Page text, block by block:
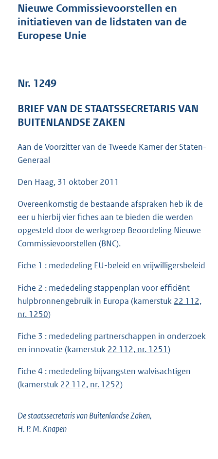
s
g
5
Nieuwe Commissievoorstellen en
initiatieven van de lidstaten van de
Europese Unie
Nr. 1249
BRIEF VAN DE STAATSSECRETARIS VAN
BUITENLANDSE ZAKEN
Aan de Voorzitter van de Tweede Kamer der Staten-
Generaal
Den Haag, 31 oktober 2011
Overeenkomstig de bestaande afspraken heb ik de
eer u hierbij vier fiches aan te bieden die werden
opgesteld door de werkgroep Beoordeling Nieuwe
Commissievoorstellen (BNC).
Fiche 1 : mededeling EU-beleid en vrijwilligersbeleid
Fiche 2 : mededeling stappenplan voor efficiënt
hulpbronnengebruik in Europa (kamerstuk 22 112,
nr. 1250)
Fiche 3 : mededeling partnerschappen in onderzoek
en innovatie (kamerstuk 22 112, nr. 1251)
Fiche 4 : mededeling bijvangsten walvisachtigen
(kamerstuk 22 112, nr. 1252)
De staatssecretaris van Buitenlandse Zaken,
H. P. M. Knapen